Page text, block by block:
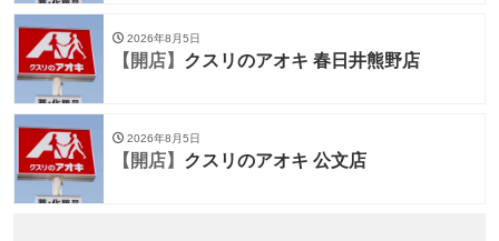
2026年8月5日
【開店】 クスリのアオキ 春日井熊野店
2026年8月5日
【開店】 クスリのアオキ 公文店